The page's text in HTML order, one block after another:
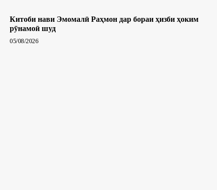
Китоби нави Эмомалӣ Раҳмон дар бораи ҳизби ҳоким
рӯнамоӣ шуд
05/08/2026